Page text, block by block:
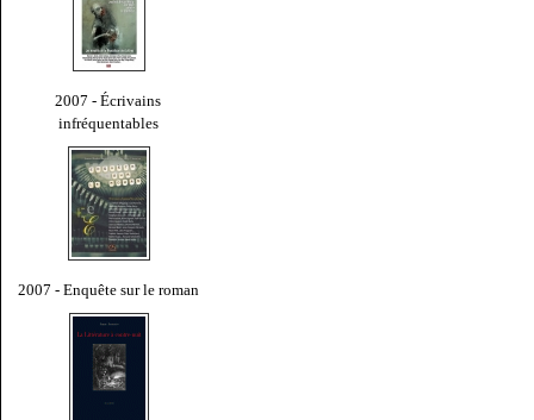
2007 - Écrivains
infréquentables
2007 - Enquête sur le roman